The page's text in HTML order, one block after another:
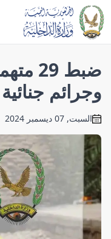
ضبط
وجرائم
السبت, 07 ديسمبر 2024